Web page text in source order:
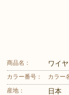
商品名： ワイ
カラー番号： カラー
産地： 日本